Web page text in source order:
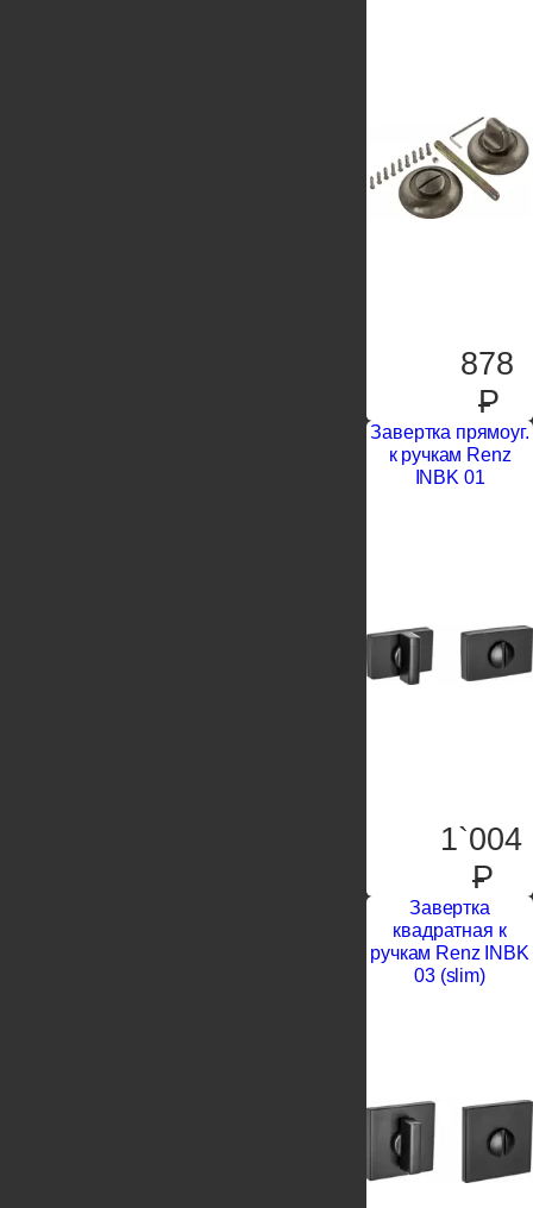
878
P
Завертка прямоуг.
к ручкам Renz
INBK 01
1`004
P
Завертка
квадратная к
ручкам Renz INBK
03 (slim)